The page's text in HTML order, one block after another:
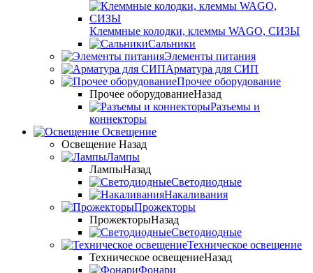
Клеммные колодки, клеммы WAGO, СИЗЫ
Сальники
Элементы питания
Арматура для СИП
Прочее оборудование
Прочее оборудованиеНазад
Разъемы и
коннекторы
Освещение
Освещение Назад
Лампы
ЛампыНазад
Светодиодные
Накаливания
Прожекторы
ПрожекторыНазад
Светодиодные
Техническое освещение
Техническое освещениеНазад
Фонари